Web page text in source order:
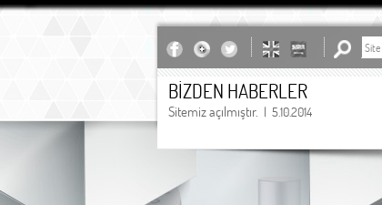
BİZDEN HABERLER
Sitemiz açılmıştır. | 5.10.2014
undefined